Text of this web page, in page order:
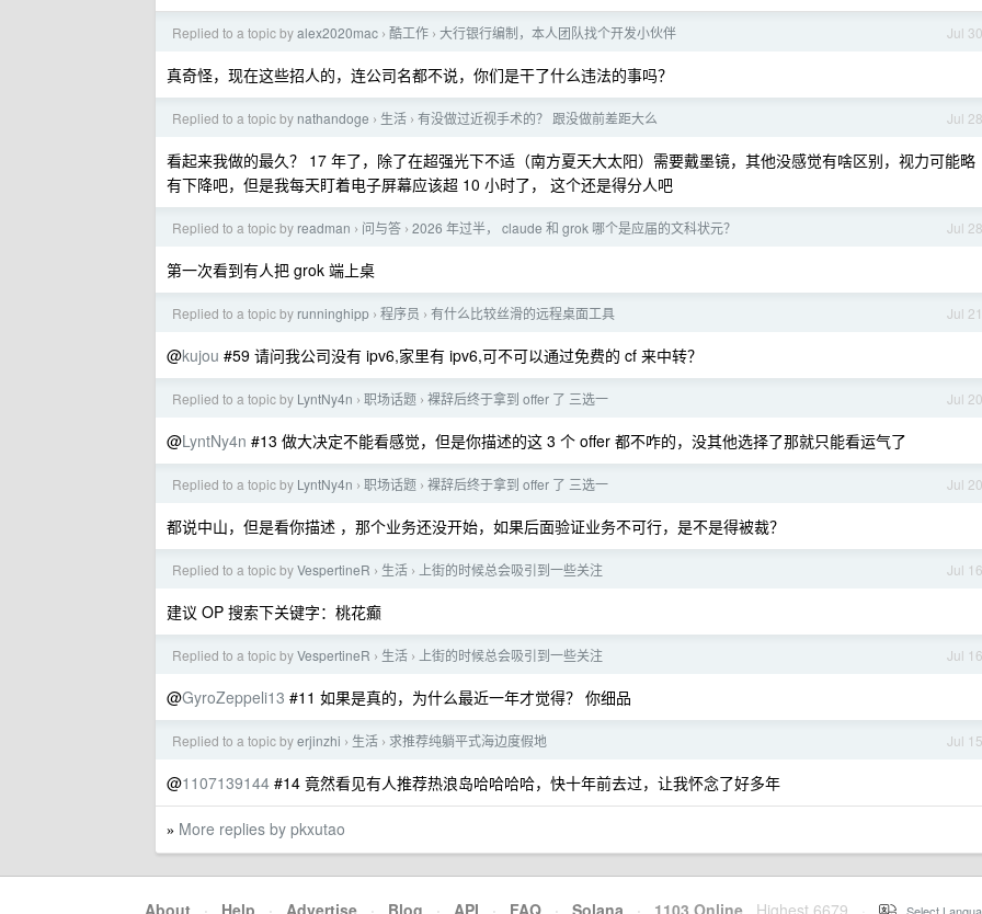
Jul 30
Replied to a topic byalex2020mac › 酷工作 › 大行银行编制，本人团队找个开发小伙伴
真奇怪，现在这些招人的，连公司名都不说，你们是干了什么违法的事吗？
Jul 28
Replied to a topic by nathandoge › 生活 › 有没做过近视手术的？ 跟没做前差距大么
看起来我做的最久？ 17 年了，除了在超强光下不适（南方夏天大太阳）需要戴墨镜，其他没感觉有啥区别，视力可能略
有下降吧，但是我每天盯着电子屏幕应该超 10 小时了， 这个还是得分人吧
Jul 28
Replied to a topic by readman › 问与答 › 2026 年过半， claude 和 grok 哪个是应届的文科状元？
第一次看到有人把 grok 端上桌
Jul 21
Replied to a topic by runninghipp › 程序员 › 有什么比较丝滑的远程桌面工具
@kujou #59 请问我公司没有 ipv6,家里有 ipv6,可不可以通过免费的 cf 来中转？
Jul 20
Replied to a topic by LyntNy4n › 职场话题 › 裸辞后终于拿到 offer 了 三选一
@LyntNy4n #13 做大决定不能看感觉，但是你描述的这 3 个 offer 都不咋的，没其他选择了那就只能看运气了
Jul 20
Replied to a topic by LyntNy4n › 职场话题 › 裸辞后终于拿到 offer 了 三选一
都说中山，但是看你描述 ，那个业务还没开始，如果后面验证业务不可行，是不是得被裁？
Jul 16
Replied to a topic byVespertineR › 生活 › 上街的时候总会吸引到一些关注
建议 OP 搜索下关键字：桃花癫
Jul 16
Replied to a topic byVespertineR › 生活 › 上街的时候总会吸引到一些关注
@GyroZeppeli13 #11 如果是真的，为什么最近一年才觉得？ 你细品
Jul 15
Replied to a topic byerjinzhi › 生活 › 求推荐纯躺平式海边度假地
@1107139144 #14 竟然看见有人推荐热浪岛哈哈哈哈，快十年前去过，让我怀念了好多年
» More replies by pkxutao
About · Help · Advertise · Blog · API · FAQ · Solana · 1103 Online Highest 6679